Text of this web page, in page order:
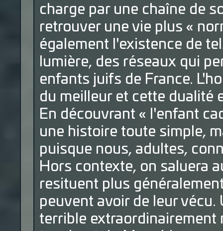
charge par une chaîne de
retrouver une vie plus «
également l'existence de
lumière, des réseaux qui
enfants juifs de France.
du meilleur et cette dualité
En découvrant « l'enfant
une histoire toute simple,
puisque nous, adultes,
Hors contexte, on saluera
resituent plus
peuvent avoir de leur
terrible extraordinairement